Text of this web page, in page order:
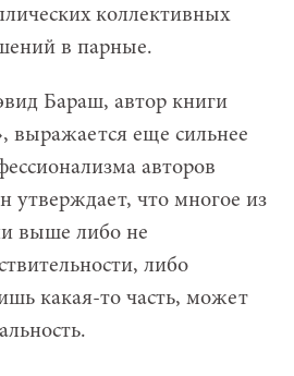
коллективных
в парные.
Бараш, автор книги
еще сильнее
авторов
утверждает, что многое из
выше либо не
либо
какая-то часть, может